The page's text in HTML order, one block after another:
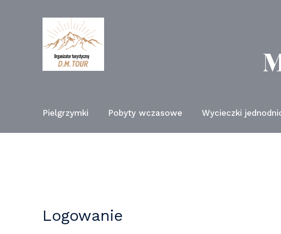
Pielgrzymki Pobyty wczasowe Wycieczki
Logowanie